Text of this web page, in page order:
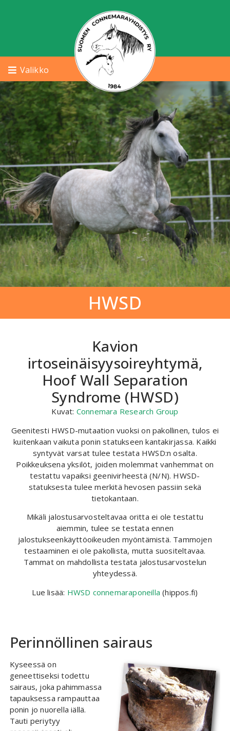
Valikko
HWSD
Kavion
irtoseinäisyysoireyhtymä,
Hoof Wall Separation
Syndrome (HWSD)
Kuvat: Connemara Research Group
Geenitesti HWSD-mutaation vuoksi on pakollinen, tulos ei
kuitenkaan vaikuta ponin statukseen kantakirjassa. Kaikki
syntyvät varsat tulee testata HWSD:n osalta.
Poikkeuksena yksilöt, joiden molemmat vanhemmat on
testattu vapaiksi geenivirheestä (N/N). HWSD-
statuksesta tulee merkitä hevosen passiin sekä
tietokantaan.
Mikäli jalostusarvosteltavaa oritta ei ole testattu
aiemmin, tulee se testata ennen
jalostukseenkäyttöoikeuden myöntämistä. Tammojen
testaaminen ei ole pakollista, mutta suositeltavaa.
Tammat on mahdollista testata jalostusarvostelun
yhteydessä.
Lue lisää: HWSD connemaraponeilla (hippos.fi)
Perinnöllinen sairaus
Kyseessä on
geneettiseksi todettu
sairaus, joka pahimmassa
tapauksessa rampauttaa
ponin jo nuorella iällä.
Tauti periytyy